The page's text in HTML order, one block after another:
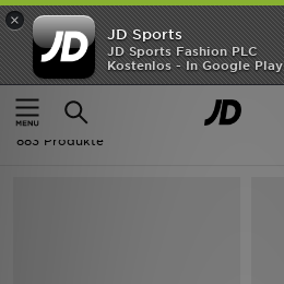
×
JD Sports
JD Sports Fashion PLC
Kostenlos - In Google Play
Home
Kinder
Kinder - Schuhe
883 Produkte
ANGEBOTE
Neuheiten
Herren